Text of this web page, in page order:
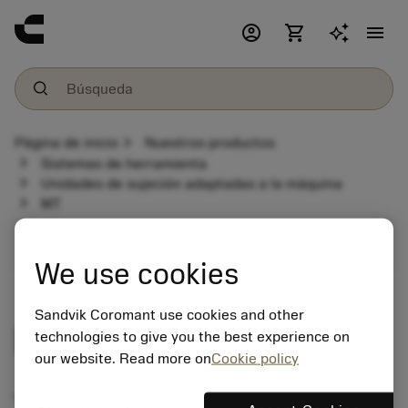
account_circle shopping_cart menu
Página de inicio chevron_right Nuestros productos
Sistemas de herramienta
chevron_right Unidades de sujeción adaptadas a la máquina
chevron_right MT
MT
Tool holder programme
We use cookies
Sandvik Coromant use cookies and other
technologies to give you the best experience on
our website. Read more onCookie policy